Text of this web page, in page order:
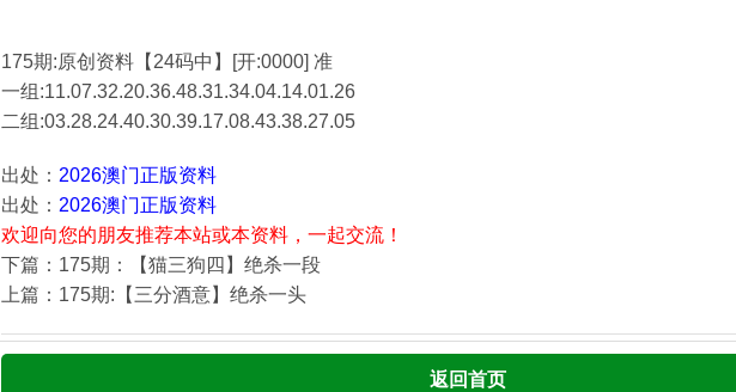
175期:原创资料【24码中】[开:0000] 准
一组:11.07.32.20.36.48.31.34.04.14.01.26
二组:03.28.24.40.30.39.17.08.43.38.27.05
出处： 2026澳门正版资料
出处： 2026澳门正版资料
欢迎向您的朋友推荐本站或本资料，一起交流！
下篇：175期：【猫三狗四】绝杀一段
上篇：175期:【三分酒意】绝杀一头
返回首页